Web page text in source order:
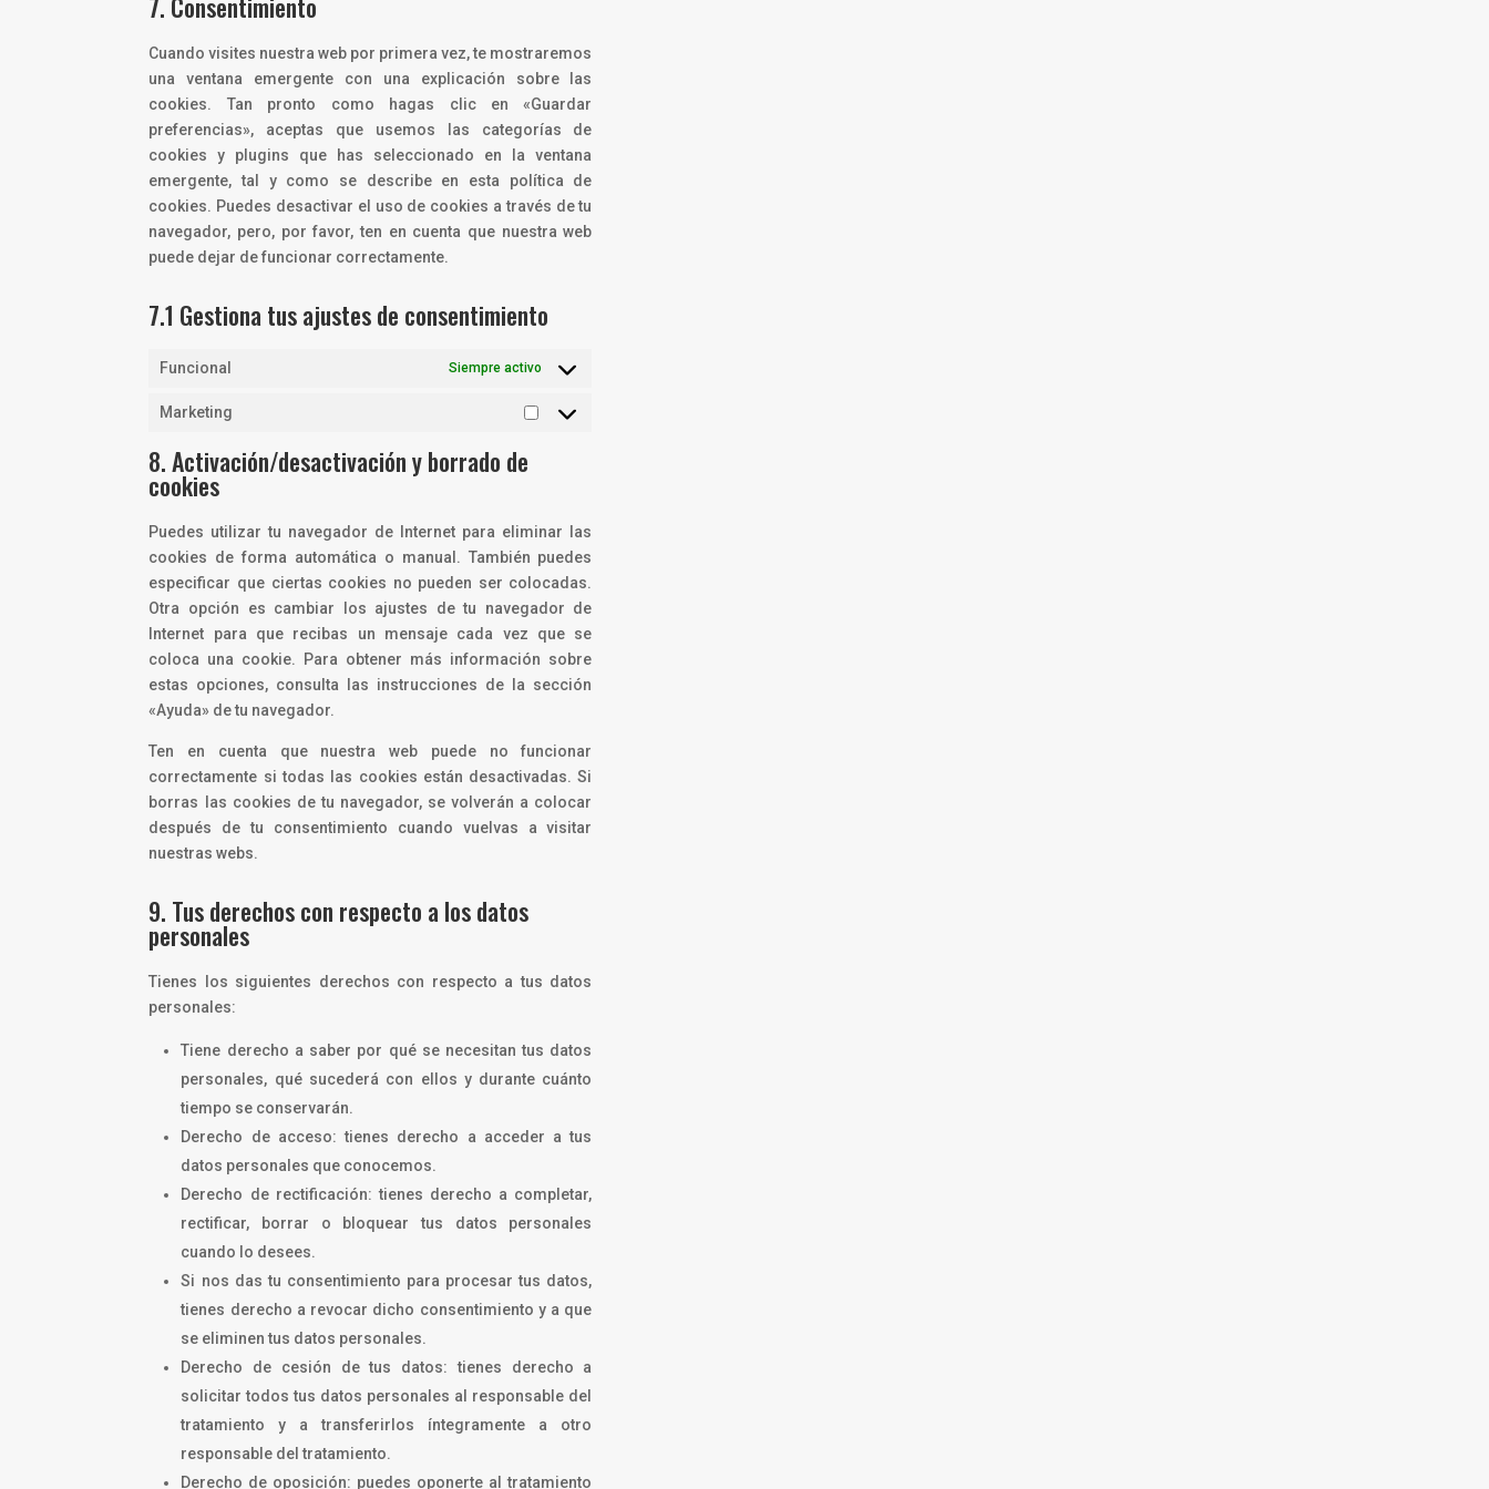
Cuando visites nuestra web por primera vez, te mostraremos
una ventana emergente con una explicación sobre las
cookies. Tan pronto como hagas clic en «Guardar
preferencias», aceptas que usemos las categorías de
cookies y plugins que has seleccionado en la ventana
emergente, tal y como se describe en esta política de
cookies. Puedes desactivar el uso de cookies a través de tu
navegador, pero, por favor, ten en cuenta que nuestra web
puede dejar de funcionar correctamente.
7.1 Gestiona tus ajustes de consentimiento
Funcional Siempre activo
Marketing
Marketing
8. Activación/desactivación y borrado de
cookies
Puedes utilizar tu navegador de Internet para eliminar las
cookies de forma automática o manual. También puedes
especificar que ciertas cookies no pueden ser colocadas.
Otra opción es cambiar los ajustes de tu navegador de
Internet para que recibas un mensaje cada vez que se
coloca una cookie. Para obtener más información sobre
estas opciones, consulta las instrucciones de la sección
«Ayuda» de tu navegador.
Ten en cuenta que nuestra web puede no funcionar
correctamente si todas las cookies están desactivadas. Si
borras las cookies de tu navegador, se volverán a colocar
después de tu consentimiento cuando vuelvas a visitar
nuestras webs.
9. Tus derechos con respecto a los datos
personales
Tienes los siguientes derechos con respecto a tus datos
personales:
Tiene derecho a saber por qué se necesitan tus datos
personales, qué sucederá con ellos y durante cuánto
tiempo se conservarán.
Derecho de acceso: tienes derecho a acceder a tus
datos personales que conocemos.
Derecho de rectificación: tienes derecho a completar,
rectificar, borrar o bloquear tus datos personales
cuando lo desees.
Si nos das tu consentimiento para procesar tus datos,
tienes derecho a revocar dicho consentimiento y a que
se eliminen tus datos personales.
Derecho de cesión de tus datos: tienes derecho a
solicitar todos tus datos personales al responsable del
tratamiento y a transferirlos íntegramente a otro
responsable del tratamiento.
Derecho de oposición: puedes oponerte al tratamiento